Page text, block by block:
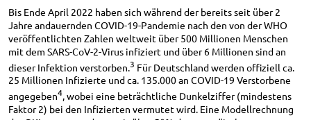
Bis Ende April 2022 haben sich während der bereits seit über 2
Jahre andauernden COVID-19-Pandemie nach den von der WHO
veröffentlichten Zahlen weltweit über 500 Millionen Menschen
mit dem SARS-CoV-2-Virus infiziert und über 6 Millionen sind an
dieser Infektion verstorben. 3 Für Deutschland werden offiziell ca.
25 Millionen Infizierte und ca. 135.000 an COVID-19 Verstorbene
angegeben4, wobei eine beträchtliche Dunkelziffer (mindestens
Faktor 2) bei den Infizierten vermutet wird. Eine Modellrechnung